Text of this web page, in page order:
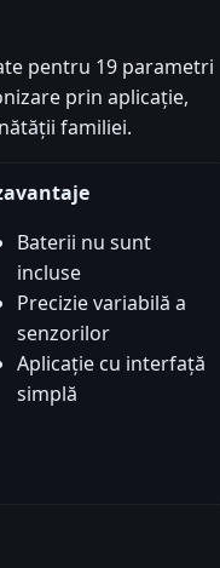
pentru 19 parametri
prin aplicație,
familiei.
Baterii nu sunt
incluse
Precizie variabilă a
senzorilor
Aplicație cu interfață
simplă